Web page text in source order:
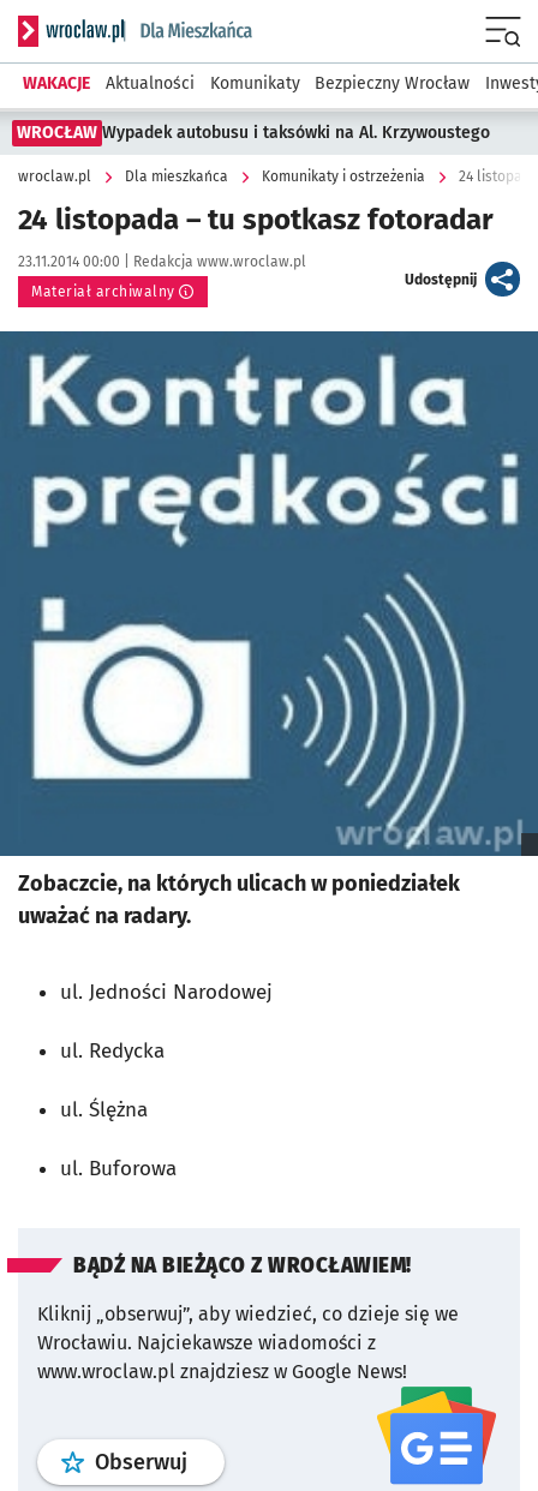
Serwis informacyjny wroclaw.pl podserwis: Dla mieszkańca
WAKACJE Aktualności Komunikaty Bezpieczny Wrocław
WROCŁAW Wypadek autobusu i taksówki na Al. Krzywoustego
wroclaw.pl Dla mieszkańca Komunikaty i ostrzeżenia 24
24 listopada – tu spotkasz fotoradar
Data publikacji:
23.11.2014 00:00 | Autor:
Redakcja www.wroclaw.pl
Materiał archiwalny
Udostępnijartykuł
Zobaczcie, na których ulicach w poniedziałek
uważać na radary.
ul. Jedności Narodowej
ul. Redycka
ul. Ślężna
ul. Buforowa
BĄDŹ NA BIEŻĄCO Z WROCŁAWIEM!
Kliknij „obserwuj”, aby wiedzieć, co dzieje się we
Wrocławiu. Najciekawsze wiadomości z
www.wroclaw.pl znajdziesz w Google News!
Obserwuj profil serwisu